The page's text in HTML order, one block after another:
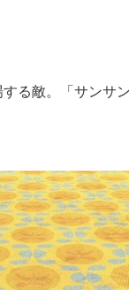
る敵。「サンサ